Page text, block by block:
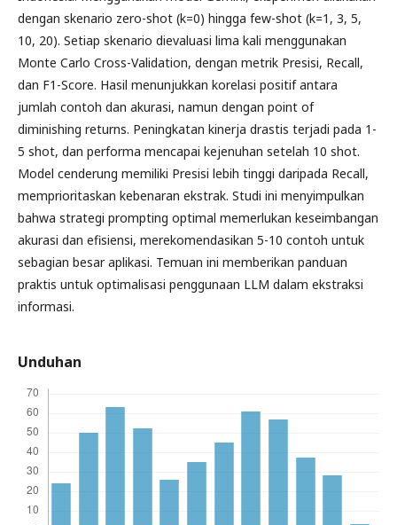
dengan skenario zero-shot (k=0) hingga few-shot (k=1, 3, 5,
10, 20). Setiap skenario dievaluasi lima kali menggunakan
Monte Carlo Cross-Validation, dengan metrik Presisi, Recall,
dan F1-Score. Hasil menunjukkan korelasi positif antara
jumlah contoh dan akurasi, namun dengan point of
diminishing returns. Peningkatan kinerja drastis terjadi pada 1-
5 shot, dan performa mencapai kejenuhan setelah 10 shot.
Model cenderung memiliki Presisi lebih tinggi daripada Recall,
memprioritaskan kebenaran ekstrak. Studi ini menyimpulkan
bahwa strategi prompting optimal memerlukan keseimbangan
akurasi dan efisiensi, merekomendasikan 5-10 contoh untuk
sebagian besar aplikasi. Temuan ini memberikan panduan
praktis untuk optimalisasi penggunaan LLM dalam ekstraksi
informasi.
Unduhan